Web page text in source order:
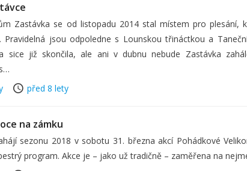
Zastávka se od listopadu 2014 stal místem pro plesání,
Pravidelná jsou odpoledne s Lounskou třináctkou a
sice již skončila, ale ani v dubnu nebude Zastávka
před 8 lety
na zámku
sezonu 2018 v sobotu 31. března akcí Pohádkové
program. Akce je – jako už tradičně – zaměřena na